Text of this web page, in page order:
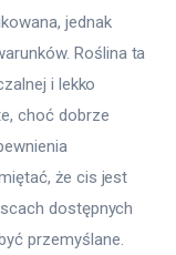
jednak
Roślina ta
i lekko
choć dobrze
że cis jest
dostępnych
przemyślane.